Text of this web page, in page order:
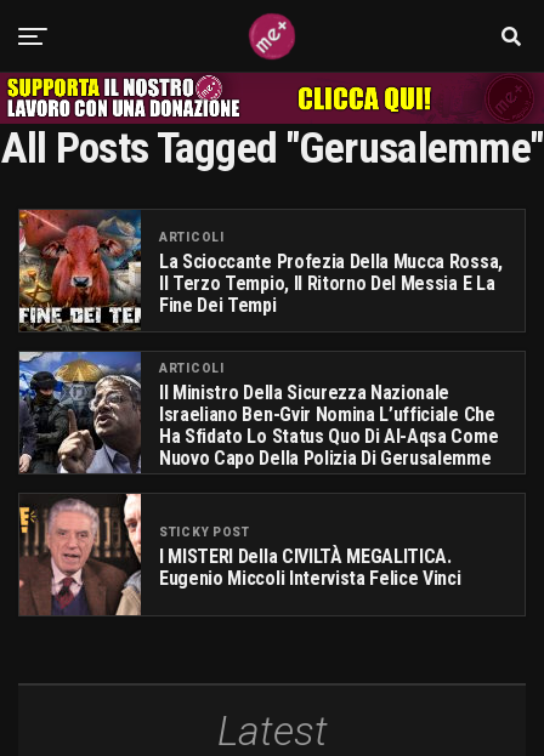
All Posts Tagged "Gerusalemme"
ARTICOLI
La Scioccante Profezia Della Mucca Rossa,
Il Terzo Tempio, Il Ritorno Del Messia E La
Fine Dei Tempi
ARTICOLI
Il Ministro Della Sicurezza Nazionale
Israeliano Ben-Gvir Nomina L’ufficiale Che
Ha Sfidato Lo Status Quo Di Al-Aqsa Come
Nuovo Capo Della Polizia Di Gerusalemme
STICKY POST
I MISTERI Della CIVILTÀ MEGALITICA.
Eugenio Miccoli Intervista Felice Vinci
Latest